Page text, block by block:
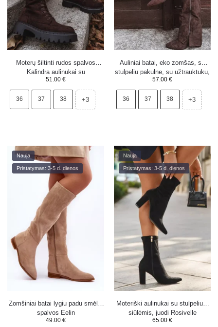
Moterų šiltinti rudos spalvos
Kalindra aulinukai su
dekoratyviniu elementu
51.00 €
36 37 38 +3
Auliniai batai, eko zomšas, su
stulpeliu pakulne, su užtrauktuku,
apšildyti, atversta aulė, šokolado
spalvos Evyra
57.00 €
36 37 38 +3
Nauja
Pristatymas: 3-5 d. dienos
Zomšiniai batai lygiu padu smėlio
spalvos Eelin
49.00 €
Nauja
Pristatymas: 3-5 d. dienos
Moteriški aulinukai su stulpeliu ir
siūlėmis, juodi Rosivelle
65.00 €